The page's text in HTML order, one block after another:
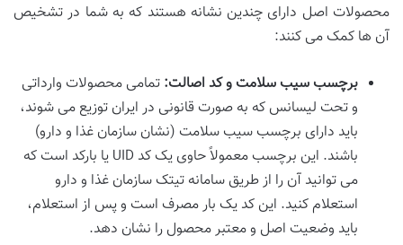
محصولات اصل دارای چندین نشانه هستند که به شما در تشخیص
آن ها کمک می کنند:
برچسب سیب سلامت و کد اصالت: تمامی محصولات وارداتی
و تحت لیسانس که به صورت قانونی در ایران توزیع می شوند،
باید دارای برچسب سیب سلامت (نشان سازمان غذا و دارو)
باشند. این برچسب معمولاً حاوی یک کد UID یا بارکد است که
می توانید آن را از طریق سامانه تیتک سازمان غذا و دارو
استعلام کنید. این کد یک بار مصرف است و پس از استعلام،
باید وضعیت اصل و معتبر محصول را نشان دهد.